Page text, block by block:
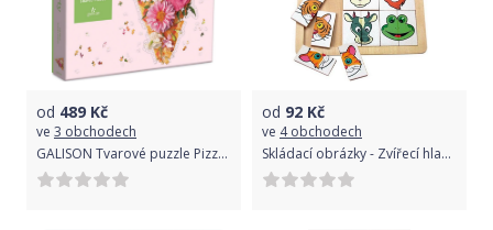
od 489 Kč
ve 3 obchodech
GALISON Tvarové puzzle Pizza párty 750 dílků
od 92 Kč
ve 4 obchodech
Skládací obrázky - Zvířecí hlavičky (Woody)